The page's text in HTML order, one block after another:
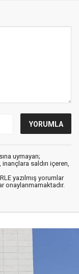
uymayan;
saldırı içeren,
yazılmış yorumlar
onaylanmamaktadır.